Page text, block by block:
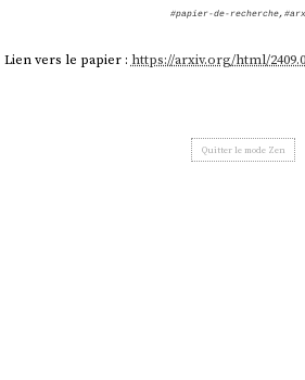
#papier-de-recherche,
Lien vers le papier : https://arxiv.org/html/
Quitter le mode Zen